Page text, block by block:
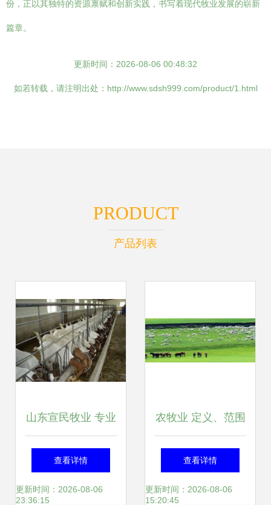
份，正以其独特的资源禀赋和创新实践，书写着现代牧业发展的崭新
篇章。
更新时间：2026-08-06 00:48:32
如若转载，请注明出处：http://www.sdsh999.com/product/1.html
PRODUCT
产品列表
山东宣民牧业 专业
肉驴与牛羊养殖的
现代化牧业典范
查看详情
更新时间：2026-08-06
23:36:15
农牧业 定义、范围
及牧业的专门解读
查看详情
更新时间：2026-08-06
15:20:45